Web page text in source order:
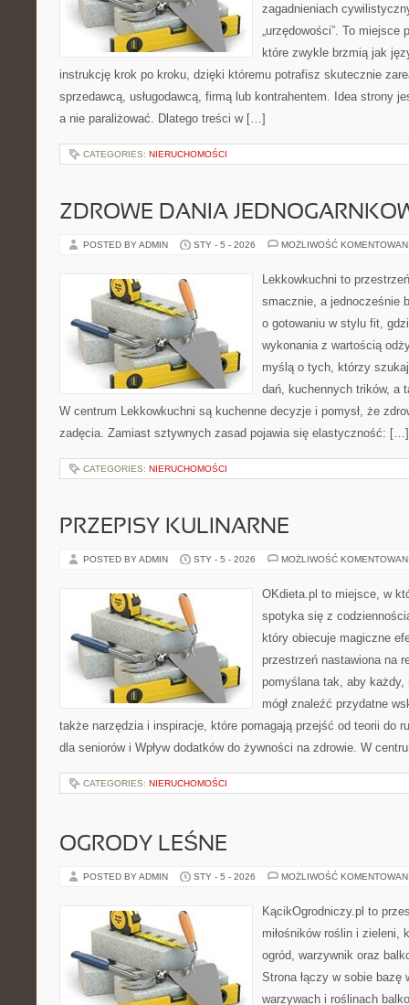
zagadnieniach
„urzędowości”. To miejsce
które zwykle brzmią jak
instrukcję krok po kroku, dzięki któremu potrafisz skutecznie
sprzedawcą, usługodawcą, firmą lub kontrahentem. Idea strony
a nie paraliżować. Dlatego treści w […]
CATEGORIES: NIERUCHOMOŚCI
ZDROWE DANIA
POSTED BY ADMIN STY - 5 - 2026 MOŻLIWOŚĆ
Lekkowkuchni to
smacznie, a jednocześnie
o gotowaniu w stylu fit,
wykonania z wartością
myślą o tych, którzy
dań, kuchennych trików, a
W centrum Lekkowkuchni są kuchenne decyzje i pomysł, że
zadęcia. Zamiast sztywnych zasad pojawia się elastyczność: […]
CATEGORIES: NIERUCHOMOŚCI
PRZEPISY KULINARNE
POSTED BY ADMIN STY - 5 - 2026 MOŻLIWOŚĆ
OKdieta.pl to miejsce, w
spotyka się z
który obiecuje magiczne
przestrzeń nastawiona na
pomyślana tak, aby
mógł znaleźć przydatne
także narzędzia i inspiracje, które pomagają przejść od teorii do
dla seniorów i Wpływ dodatków do żywności na zdrowie. W
CATEGORIES: NIERUCHOMOŚCI
OGRODY LEŚNE
POSTED BY ADMIN STY - 5 - 2026 MOŻLIWOŚĆ
KącikOgrodniczy.pl to
miłośników roślin i zieleni,
ogród, warzywnik oraz
Strona łączy w sobie bazę
warzywach i roślinach